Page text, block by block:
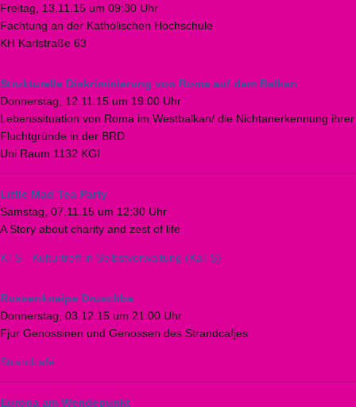
Freitag, 13.11.15 um 09:30 Uhr
Fachtung an der Katholischen Hochschule
KH Karlstraße 63
Strukturelle Diskriminierung von Roma auf dem Balkan
Donnerstag, 12.11.15 um 19:00 Uhr
Lebenssituation von Roma im Westbalkan/ die Nichtanerkennung ihrer
Fluchtgründe in der BRD
Uni Raum 1132 KGI
Little Mad Tea Party
Samstag, 07.11.15 um 12:30 Uhr
A Story about charity and zest of life
KTS - Kulturtreff in Selbstverwaltung (KaTS)
Russenkneipe Druschba
Donnerstag, 03.12.15 um 21:00 Uhr
Fjur Genossinen und Genossen des Strandcafjes
Strandcafé
Europa am Wendepunkt